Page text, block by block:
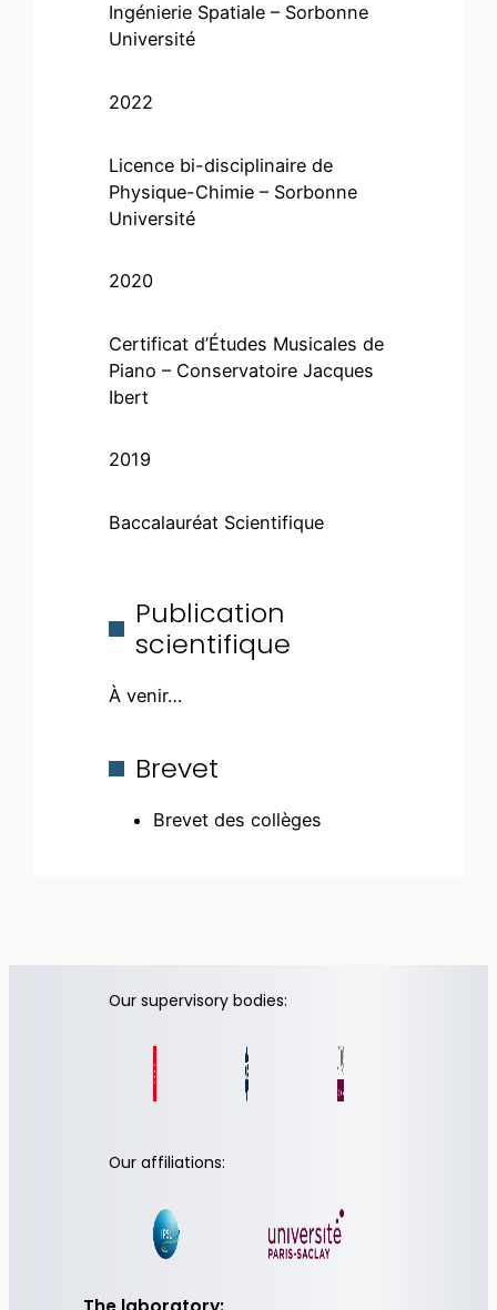
Ingénierie Spatiale – Sorbonne
Université
2022
Licence bi-disciplinaire de
Physique-Chimie – Sorbonne
Université
2020
Certificat d’Études Musicales de
Piano – Conservatoire Jacques
Ibert
2019
Baccalauréat Scientifique
Publication
scientifique
À venir…
Brevet
Brevet des collèges
Our supervisory bodies:
Our affiliations: